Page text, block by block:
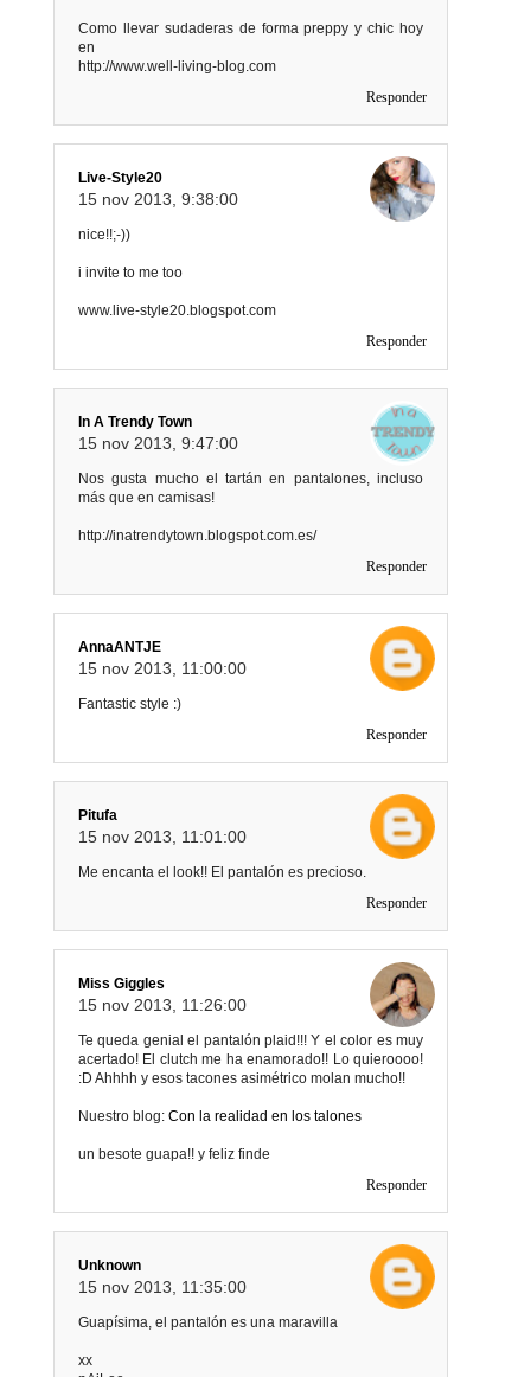
Como llevar sudaderas de forma preppy y chic hoy
en
http://www.well-living-blog.com
Responder
Live-Style20
15 nov 2013, 9:38:00
nice!!;-))
i invite to me too
www.live-style20.blogspot.com
Responder
In A Trendy Town
15 nov 2013, 9:47:00
Nos gusta mucho el tartán en pantalones, incluso
más que en camisas!
http://inatrendytown.blogspot.com.es/
Responder
AnnaANTJE
15 nov 2013, 11:00:00
Fantastic style :)
Responder
Pitufa
15 nov 2013, 11:01:00
Me encanta el look!! El pantalón es precioso.
Responder
Miss Giggles
15 nov 2013, 11:26:00
Te queda genial el pantalón plaid!!! Y el color es muy
acertado! El clutch me ha enamorado!! Lo quieroooo!
:D Ahhhh y esos tacones asimétrico molan mucho!!
Nuestro blog: Con la realidad en los talones
un besote guapa!! y feliz finde
Responder
Unknown
15 nov 2013, 11:35:00
Guapísima, el pantalón es una maravilla
xx